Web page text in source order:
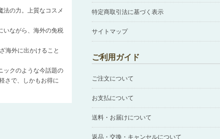
法の力。上質なコスメ
いながら、海外の免税
海外に出かけること
ックのような今話題の
さで、しかもお得に
特定商取引法に基づく表示
サイトマップ
ご利用ガイド
ご注文について
お支払について
送料・お届けについて
返品・交換・キャンセルについて